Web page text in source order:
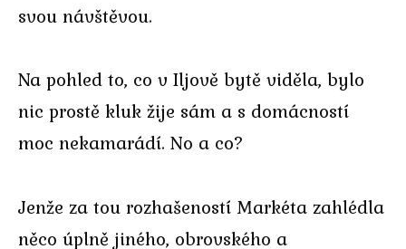
svou návštěvou.
Na pohled to, co v Iljově bytě viděla, bylo
nic prostě kluk žije sám a s domácností
moc nekamarádí. No a co?
Jenže za tou rozhašeností Markéta zahlédla
něco úplně jiného, obrovského a